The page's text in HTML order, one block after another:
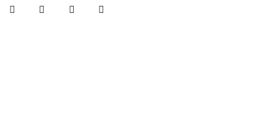
InstagramFacebookTwitter